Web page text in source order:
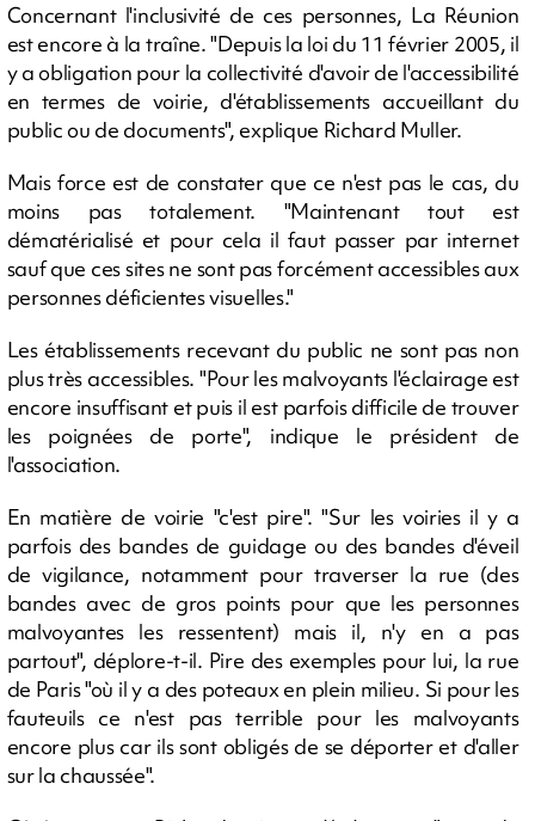
Concernant l'inclusivité de ces personnes, La Réunion
est encore à la traîne. "Depuis la loi du 11 février 2005, il
y a obligation pour la collectivité d'avoir de l'accessibilité
en termes de voirie, d'établissements accueillant du
public ou de documents", explique Richard Muller.
Mais force est de constater que ce n'est pas le cas, du
moins pas totalement. "Maintenant tout est
dématérialisé et pour cela il faut passer par internet
sauf que ces sites ne sont pas forcément accessibles aux
personnes déficientes visuelles."
Les établissements recevant du public ne sont pas non
plus très accessibles. "Pour les malvoyants l'éclairage est
encore insuffisant et puis il est parfois difficile de trouver
les poignées de porte", indique le président de
l'association.
En matière de voirie "c'est pire". "Sur les voiries il y a
parfois des bandes de guidage ou des bandes d'éveil
de vigilance, notamment pour traverser la rue (des
bandes avec de gros points pour que les personnes
malvoyantes les ressentent) mais il, n'y en a pas
partout", déplore-t-il. Pire des exemples pour lui, la rue
de Paris "où il y a des poteaux en plein milieu. Si pour les
fauteuils ce n'est pas terrible pour les malvoyants
encore plus car ils sont obligés de se déporter et d'aller
sur la chaussée".